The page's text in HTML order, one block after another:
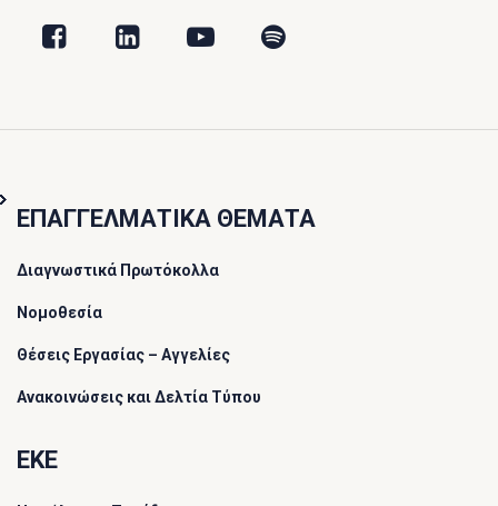
ΕΠΑΓΓΕΛΜΑΤΙΚΑ ΘΕΜΑΤΑ
Διαγνωστικά Πρωτόκολλα
Νομοθεσία
Θέσεις Εργασίας – Αγγελίες
Ανακοινώσεις και Δελτία Τύπου
ΕΚΕ